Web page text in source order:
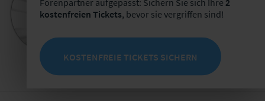
+49 341 98988-291
E-Mail schreiben
kostenfreien Tickets, bevor sie vergriffen sind!
KOSTENFREIE TICKETS SICHERN